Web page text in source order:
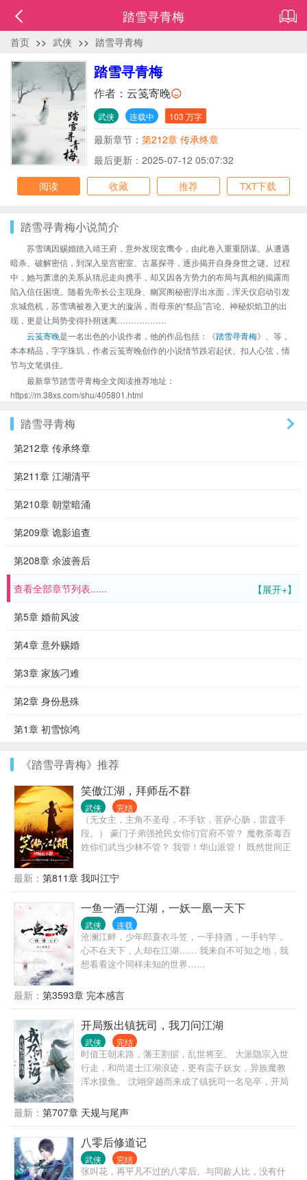
踏雪寻青梅
首页 >> 武侠 >> 踏雪寻青梅
踏雪寻青梅
作者： 云笺寄晚
武侠 连载中 103 万字
最新章节： 第212章 传承终章
最后更新：2025-07-12 05:07:32
阅读
收藏 推荐 TXT下载
踏雪寻青梅小说简介
苏雪璃因赐婚踏入靖王府，意外发现玄鹰令，由此卷入重重阴谋。从遭遇
暗杀、破解密信，到深入皇宫密室、古墓探寻，逐步揭开自身身世之谜。过程
中，她与萧凛的关系从猜忌走向携手，却又因各方势力的布局与真相的揭露而
陷入信任困境。随着先帝长公主现身、幽冥阁秘密浮出水面，浑天仪启动引发
京城危机，苏雪璃被卷入更大的漩涡，而母亲的“祭品”言论、神秘炽焰卫的出
现，更是让局势变得扑朔迷离………………
云笺寄晚是一名出色的小说作者，他的作品包括：《踏雪寻青梅》、等，
本本精品，字字珠玑，作者云笺寄晚创作的小说情节跌宕起伏、扣人心弦，情
节与文笔俱佳。
最新章节踏雪寻青梅全文阅读推荐地址：
https://m.38xs.com/shu/405801.html
踏雪寻青梅
第212章 传承终章
第211章 江湖清平
第210章 朝堂暗涌
第209章 诡影追查
第208章 余波善后
【展开+】
查看全部章节列表......
第5章 婚前风波
第4章 意外赐婚
第3章 家族刁难
第2章 身份悬殊
第1章 初雪惊鸿
《踏雪寻青梅》推荐
笑傲江湖，拜师岳不群
武侠 完结
（无女主，主角不圣母，不手软，菩萨心肠，雷霆手
段。） 豪门子弟强抢民女你们官府不管？ 魔教荼毒百
姓你们武当少林不管？ 我管！华山派管！ 既然世间正
太阳，此后如竟没有太阳，我便是唯一的光。 以菩萨
心肠，行雷霆手段。
最新： 第811章 我叫江宁
一鱼一酒一江湖，一妖一凰一天下
武侠 连载
沧澜江畔，少年郎蓑衣斗笠，一手持酒，一手钓竿，
心不在天下，人却在江湖…… 我来自不可知之地，我
想看看这个同样未知的世界……
最新： 第3593章 完本感言
开局叛出镇抚司，我刀问江湖
武侠 完结
时值王朝末路，藩王割据，乱世将至。 大派隐宗入世
行走，和尚道士江湖浪迹，更有蛮子妖女，异族魔教
浑水摸鱼。 沈翊穿越而来成了镇抚司一名皂卒，开局
敌，好在他有武道通神系统，诛杀敌寇便能获得潜修
时间。 沈翊喃喃自语； “这世道，正的不正，邪的更
邪！” “让我杀出个朗朗乾坤！”
最新： 第707章 天规与尾声
八零后修道记
武侠 完结
张叫花，再平凡不过的八零后。与同龄人比，没有什